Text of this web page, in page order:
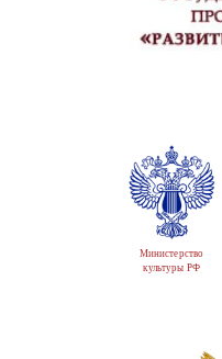
Министерство
культуры РФ